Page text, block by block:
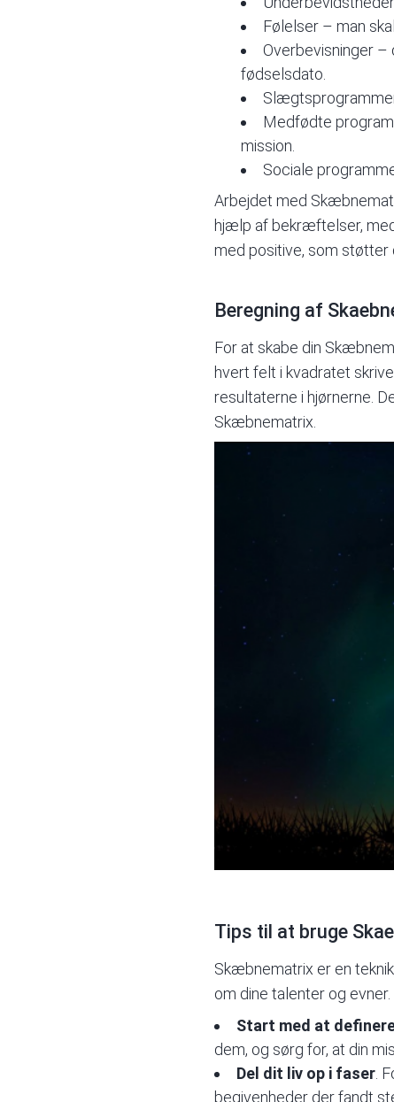
Følelser – man
Overbevisninger –
fødselsdato.
Medfødte
mission.
Sociale
Arbejdet med
hjælp af bekræftelser,
med positive, som støtter
Beregning af
For at skabe din
hvert felt i kvadratet
resultaterne i hjørnerne.
Skæbnematrix.
Tips til at bruge
Skæbnematrix er en
om dine talenter og
Start med at
dem, og sørg for, at din
Del dit liv op i faser .
begivenheder der fandt